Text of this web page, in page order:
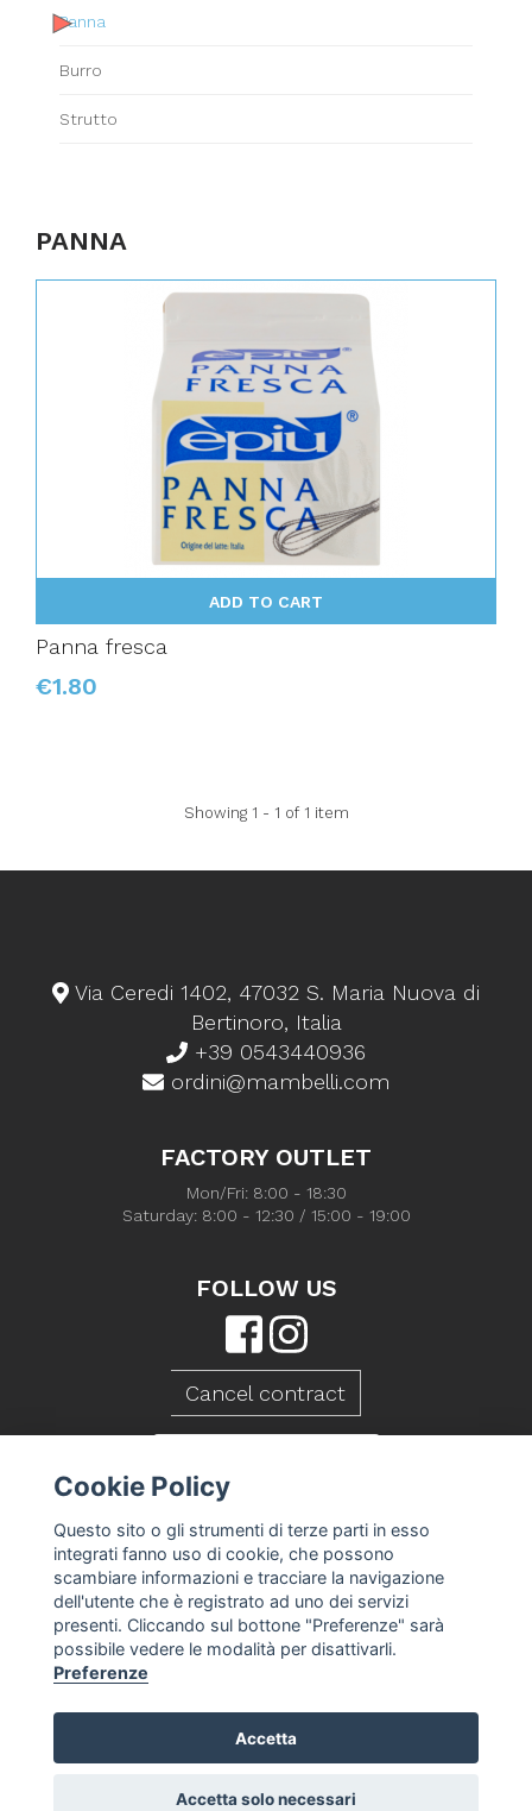
Panna
Burro
Strutto
PANNA
ADD TO CART
Panna fresca
€1.80
Showing 1 - 1 of 1 item
Via Ceredi 1402, 47032 S. Maria Nuova di
Bertinoro, Italia
+39 0543440936
ordini@mambelli.com
FACTORY OUTLET
Mon/Fri: 8:00 - 18:30
Saturday: 8:00 - 12:30 / 15:00 - 19:00
FOLLOW US
Cancel contract
Caseificio Mambelli srl - P.Iva 01088260409
T&S Privacy Policy Cookie Policy
Cookie
preferences-
Cookie Policy
Questo sito o gli strumenti di terze parti in esso
integrati fanno uso di cookie, che possono
scambiare informazioni e tracciare la navigazione
dell'utente che è registrato ad uno dei servizi
presenti. Cliccando sul bottone "Preferenze" sarà
possibile vedere le modalità per disattivarli.
Preferenze
Accetta
Accetta solo necessari